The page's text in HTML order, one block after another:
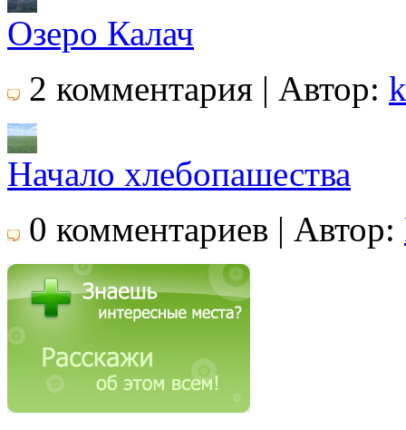
Озеро Калач
2 комментария | Автор:
Начало хлебопашества
0 комментариев | Автор: